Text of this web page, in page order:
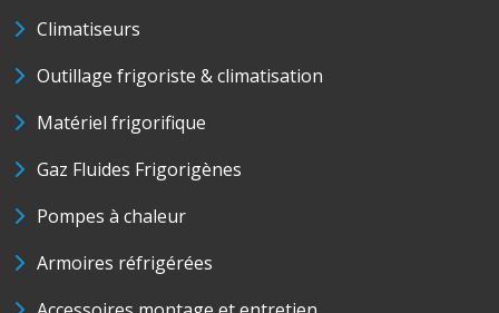
Climatiseurs
Outillage frigoriste & climatisation
Matériel frigorifique
Gaz Fluides Frigorigènes
Pompes à chaleur
Armoires réfrigérées